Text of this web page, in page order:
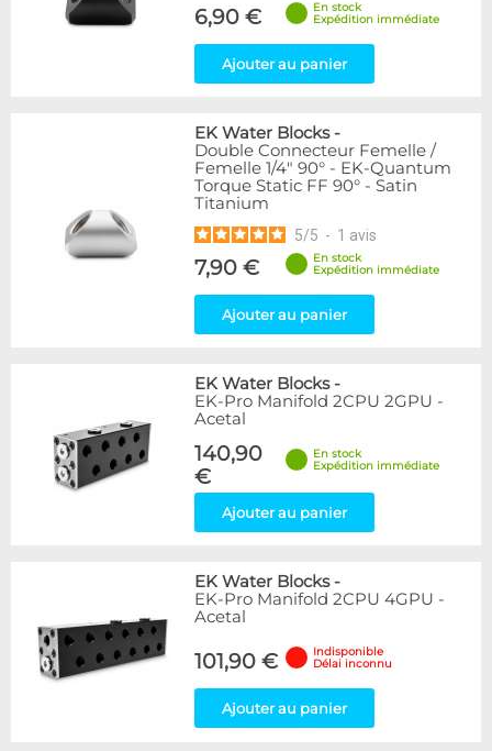
6,90 €
En stock
Expédition immédiate
Ajouter au panier
EK Water Blocks-
Double Connecteur Femelle /
Femelle 1/4" 90° - EK-Quantum
Torque Static FF 90° - Satin
Titanium
5/5 - 1 avis
7,90 €
En stock
Expédition immédiate
Ajouter au panier
EK Water Blocks-
EK-Pro Manifold 2CPU 2GPU -
Acetal
140,90
€
En stock
Expédition immédiate
Ajouter au panier
EK Water Blocks-
EK-Pro Manifold 2CPU 4GPU -
Acetal
101,90 €
Indisponible
Délai inconnu
Ajouter au panier